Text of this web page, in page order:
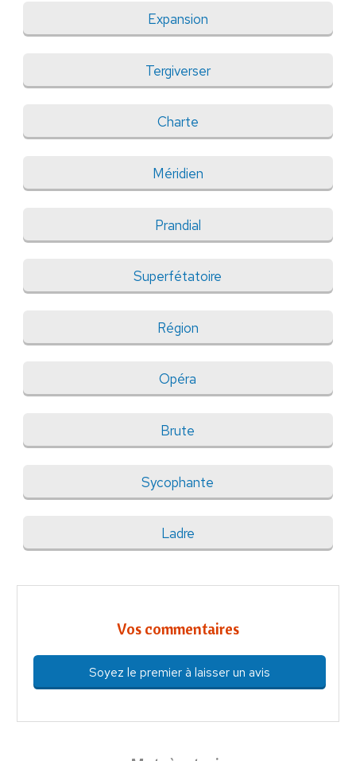
Expansion
Tergiverser
Charte
Méridien
Prandial
Superfétatoire
Région
Opéra
Brute
Sycophante
Ladre
Vos commentaires
Soyez le premier à laisser un avis